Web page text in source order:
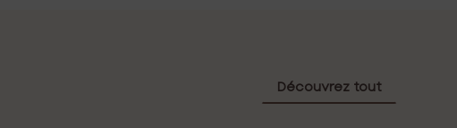
Découvrez tout